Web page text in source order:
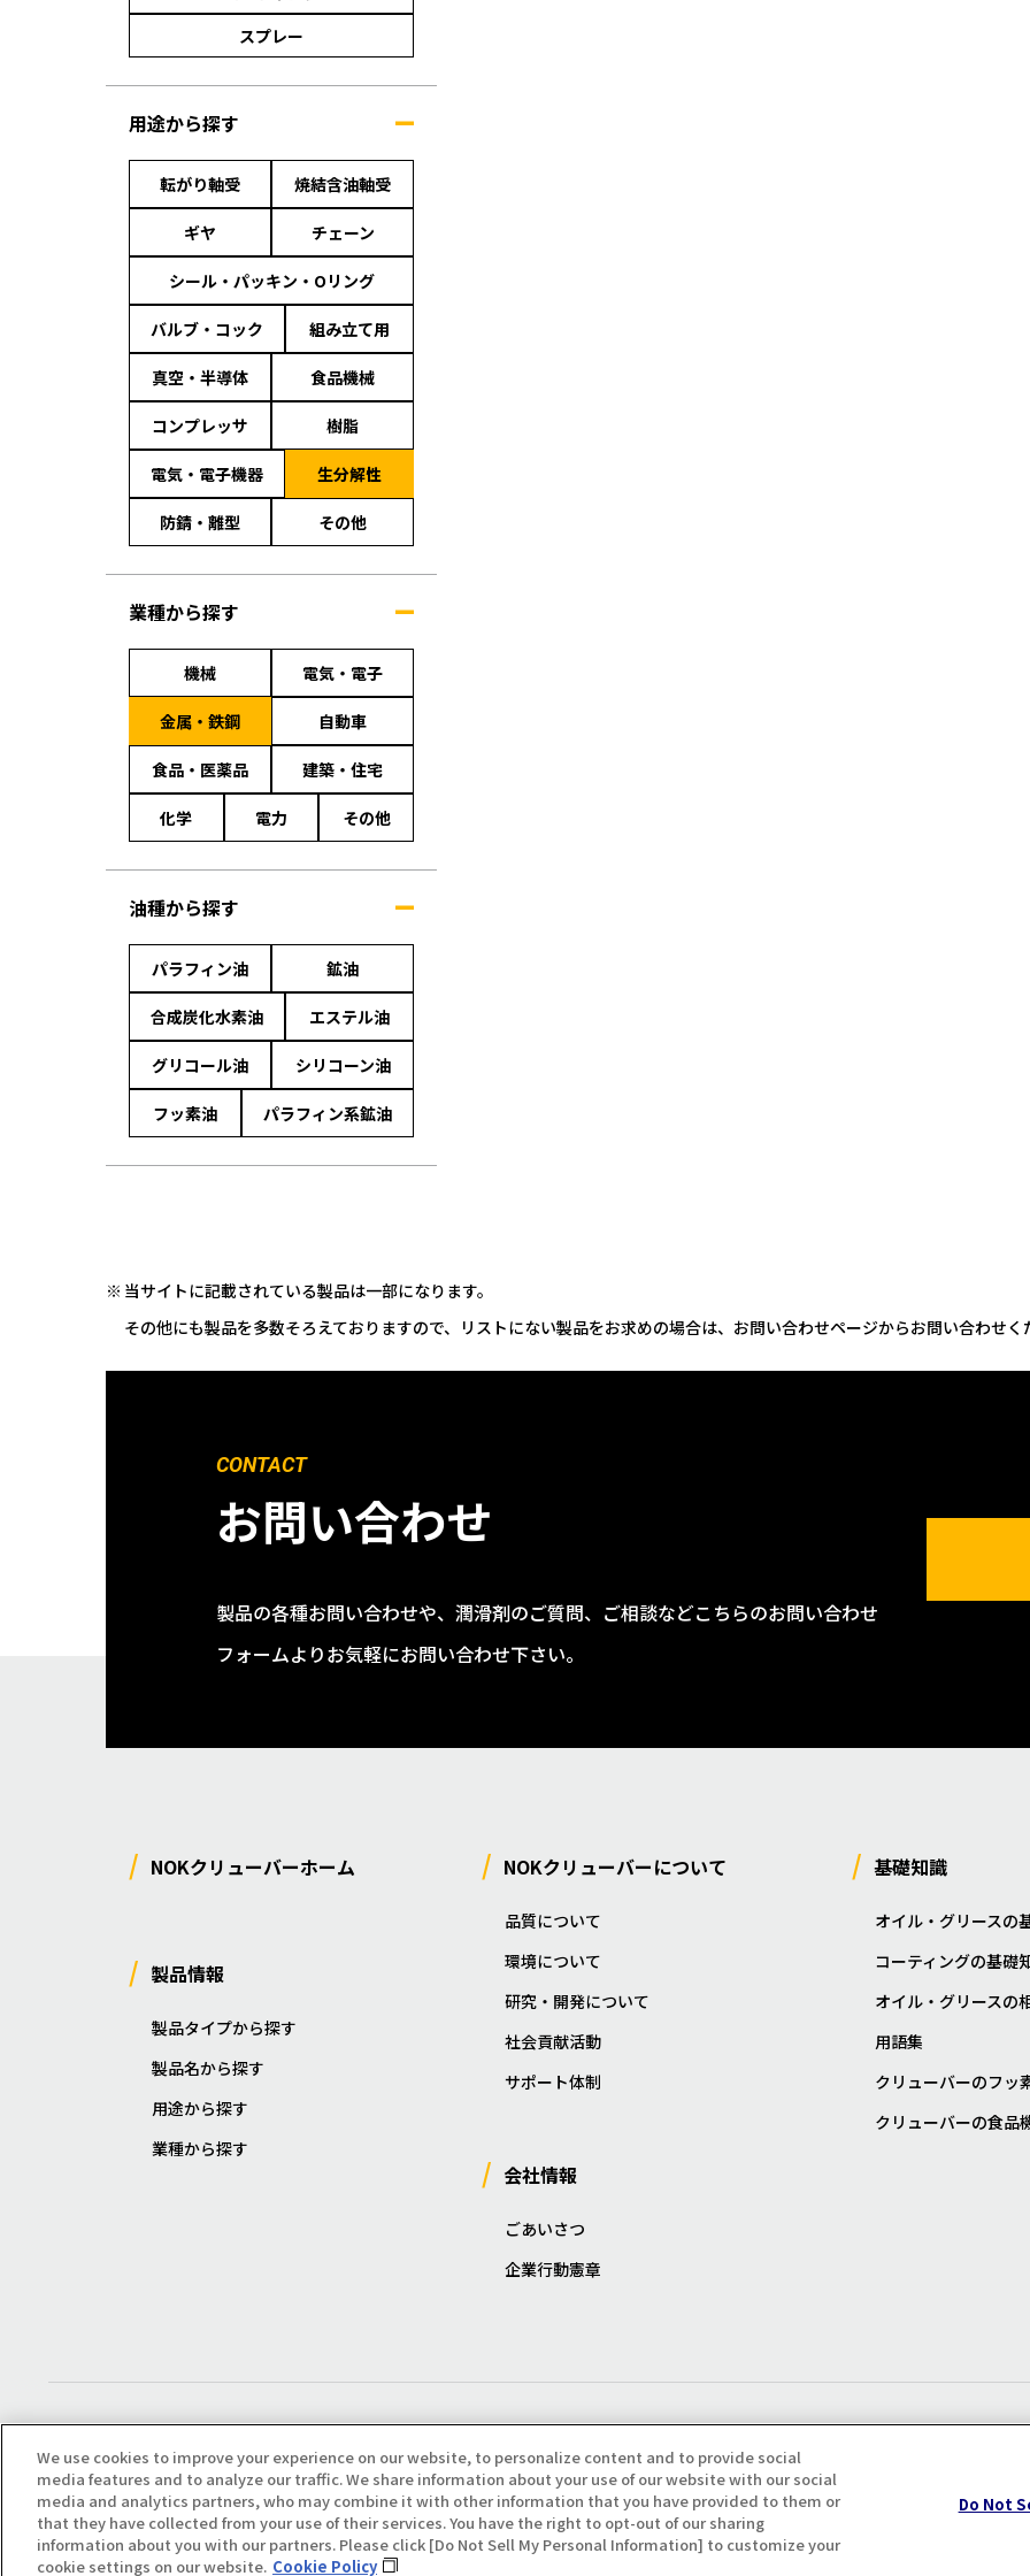
スプレー
用途から探す
転がり軸受 焼結含油軸受
ギヤ チェーン
シール・パッキン・Oリング
バルブ・コック 組み立て用
真空・半導体 食品機械
コンプレッサ 樹脂
電気・電子機器 生分解性
防錆・離型 その他
業種から探す
機械 電気・電子
金属・鉄鋼 自動車
食品・医薬品 建築・住宅
化学 電力 その他
油種から探す
パラフィン油 鉱油
合成炭化水素油 エステル油
グリコール油 シリコーン油
フッ素油 パラフィン系鉱油
当サイトに記載されている製品は一部になります。
その他にも製品を多数そろえておりますので、リストにない製品をお求めの場合は、お問い合わせページからお問い合わせく
CONTACT
お問い合わせ
製品の各種お問い合わせや、潤滑剤のご質問、ご相談などこちらのお問い合わせ
フォームよりお気軽にお問い合わせ下さい。
NOKクリューバーホーム
製品情報
製品タイプから探す
製品名から探す
用途から探す
業種から探す
NOKクリューバーについて
品質について
環境について
研究・開発について
社会貢献活動
サポート体制
会社情報
ごあいさつ
企業行動憲章
基礎知識
オイル・グリースの
コーティングの基礎
オイル・グリースの
用語集
クリューバーのフッ
クリューバーの食品
プライバシー・クッキーポリシ
Copyright(C) All Right Reserved. Producted by NOK KLÜBER CO., LTD.
We use cookies to improve your experience on our website, to personalize content and to provide social
media features and to analyze our traffic. We share information about your use of our website with our social
media and analytics partners, who may combine it with other information that you have provided to them or
that they have collected from your use of their services. You have the right to opt-out of our sharing
information about you with our partners. Please click [Do Not Sell My Personal Information] to customize your
cookie settings on our website. Cookie Policy
Do Not